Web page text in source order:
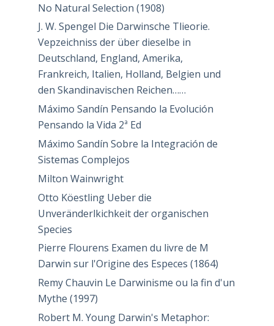
No Natural Selection (1908)
J. W. Spengel Die Darwinsche Tlieorie.
Vepzeichniss der über dieselbe in
Deutschland, England, Amerika,
Frankreich, Italien, Holland, Belgien und
den Skandinavischen Reichen……
Máximo Sandín Pensando la Evolución
Pensando la Vida 2ª Ed
Máximo Sandín Sobre la Integración de
Sistemas Complejos
Milton Wainwright
Otto Köestling Ueber die
Unveränderlkichkeit der organischen
Species
Pierre Flourens Examen du livre de M
Darwin sur l'Origine des Especes (1864)
Remy Chauvin Le Darwinisme ou la fin d'un
Mythe (1997)
Robert M. Young Darwin's Metaphor: